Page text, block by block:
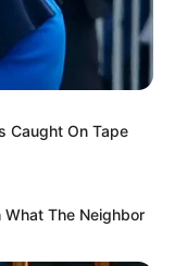
Caught On Tape
What The Neighbor